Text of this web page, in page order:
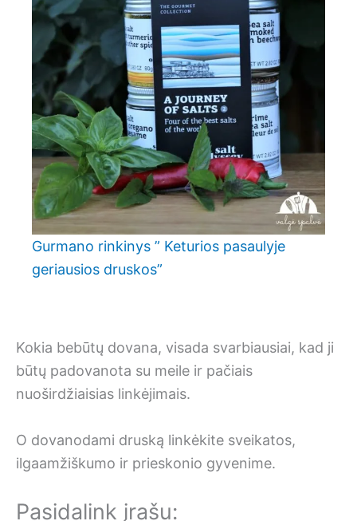
Gurmano rinkinys ” Keturios pasaulyje
geriausios druskos”
Kokia bebūtų dovana, visada svarbiausiai, kad ji
būtų padovanota su meile ir pačiais
nuoširdžiaisias linkėjimais.
O dovanodami druską linkėkite sveikatos,
ilgaamžiškumo ir prieskonio gyvenime.
Pasidalink įrašu: